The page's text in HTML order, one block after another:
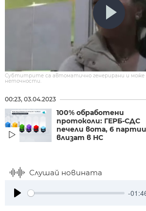
Субтитрите са автоматично генерирани и може
неточности.
00:23, 03.04.2023
100% обработени
протоколи: ГЕРБ-СДС
печели вота, 6 партии
влизат в НС
Слушай новината
-